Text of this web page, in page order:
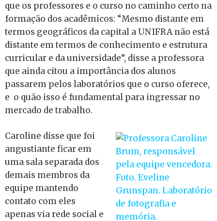
que os professores e o curso no caminho certo na
formação dos acadêmicos: “Mesmo distante em
termos geográficos da capital a UNIFRA não está
distante em termos de conhecimento e estrutura
curricular e da universidade”, disse a professora
que ainda citou a importância dos alunos
passarem pelos laboratórios que o curso oferece,
e o quão isso é fundamental para ingressar no
mercado de trabalho.
Caroline disse que foi
angustiante ficar em
uma sala separada dos
demais membros da
equipe mantendo
contato com eles
apenas via rede social e